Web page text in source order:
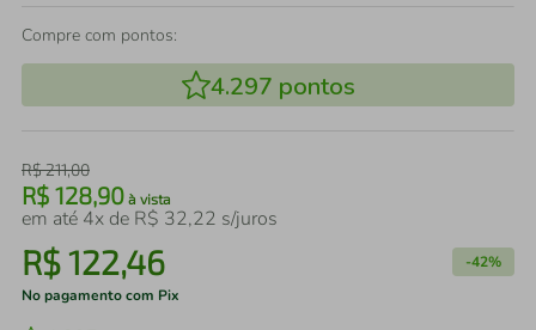
Compre com pontos:
4.297 pontos
R$211,00
R$ 128,90 à vista
em até 4x de R$ 32,22 s/juros
R$122,46 -42%
No pagamento com Pix